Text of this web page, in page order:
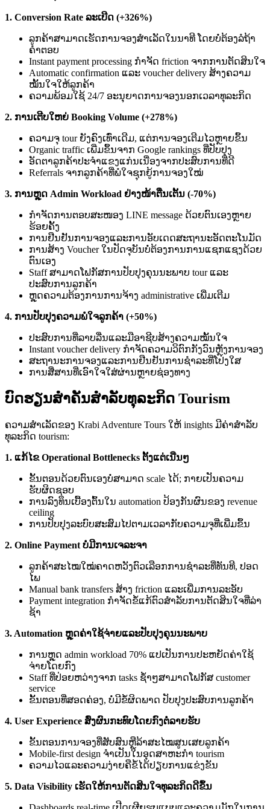
1. Conversion Rate ລະເບີດ (+326%)
ລູກຄ້າສາມາດເຮັດການຈອງສຳເລັດໃນນາທີ ໂດຍບໍ່ຕ້ອງລໍຖ້າ
ຄຳຕອບ
Instant payment processing ກຳຈັດ friction ຈາກການຕັດສິນໃຈ
Automatic confirmation ແລະ voucher delivery ສ້າງຄວາມ
ໝັ້ນໃຈໃຫ້ລູກຄ້າ
ຄວາມພ້ອມໃຊ້ 24/7 ອະນຸຍາດການຈອງນອກເວລາທຸລະກິດ
2. ການເຕີບໃຫຍ່ Booking Volume (+278%)
ຄວາມຈຸ tour ຍັງຄົງເທົ່າເດີມ, ແຕ່ການຈອງເຕີມໄວຫຼາຍຂຶ້ນ
Organic traffic ເພີ່ມຂຶ້ນຈາກ Google rankings ທີ່ປັບປຸງ
ອັດຕາລູກຄ້າປະຈຳແຂງແກ່ນເນື່ອງຈາກປະສົບການທີ່ດີ
Referrals ຈາກລູກຄ້າທີ່ພໍໃຈຊຸກຍູ້ການຈອງໃໝ່
3. ການຫຼຸດ Admin Workload ຢ່າງໜ້າຕື່ນເຕັ້ນ (-70%)
ກຳຈັດການຕອບສະໜອງ LINE message ດ້ວຍຕົນເອງຫຼາຍ
ຮ້ອຍຄັ້ງ
ການຢືນຢັນການຈອງແລະການອັບເດດສະຖານະອັດຕະໂນມັດ
ການສ້າງ Voucher ໃນປັດຈຸບັນບໍ່ຕ້ອງການການແຊກແຊງດ້ວຍ
ຕົນເອງ
Staff ສາມາດໂຟກັສການປັບປຸງຄຸນນະພາບ tour ແລະ
ປະສົບການລູກຄ້າ
ຫຼຸດຄວາມຕ້ອງການການຈ້າງ administrative ເພີ່ມເຕີມ
4. ການປັບປຸງຄວາມພໍໃຈລູກຄ້າ (+50%)
ປະສົບການທີ່ລາບລື່ນແລະມືອາຊີບສ້າງຄວາມໝັ້ນໃຈ
Instant voucher delivery ກຳຈັດຄວາມວິຕົກກັງວົນຫຼັງການຈອງ
ສະຖານະການຈອງແລະການຢືນຢັນການຊຳລະທີ່ໂປ່ງໃສ
ການສື່ສານທີ່ເອົາໃຈໃສ່ຜ່ານຫຼາຍຊ່ອງທາງ
ບົດຮຽນສຳຄັນສຳລັບທຸລະກິດ Tourism
ຄວາມສຳເລັດຂອງ Krabi Adventure Tours ໃຫ້ insights ມີຄ່າສຳລັບ
ທຸລະກິດ tourism:
1. ແກ້ໄຂ Operational Bottlenecks ຕັ້ງແຕ່ເນີ່ນໆ
ຂັ້ນຕອນດ້ວຍຕົນເອງບໍ່ສາມາດ scale ໄດ້; ກາຍເປັນຄວາມ
ຮັບຜິດຊອບ
ການລົງທຶນເບື້ອງຕົ້ນໃນ automation ປ້ອງກັນຜົນຂອງ revenue
ceiling
ການປັບປຸງລະບົບສະສົມໄປຕາມເວລາກັບຄວາມຈຸທີ່ເພີ່ມຂຶ້ນ
2. Online Payment ບໍ່ມີການເຈລະຈາ
ລູກຄ້າສະໄໝໃໝ່ຄາດຫວັງຕົວເລືອກການຊຳລະທີ່ທັນທີ, ປອດ
ໄພ
Manual bank transfers ສ້າງ friction ແລະເພີ່ມການລະອັບ
Payment integration ກຳຈັດຂໍ້ແກ້ຕົວສຳລັບການຕັດສິນໃຈທີ່ລ່າ
ຊ້າ
3. Automation ຫຼຸດຄ່າໃຊ້ຈ່າຍແລະປັບປຸງຄຸນນະພາບ
ການຫຼຸດ admin workload 70% ແປເປັນການປະຫຍັດຄ່າໃຊ້
ຈ່າຍໂດຍກົງ
Staff ທີ່ປ່ອຍຫວ່າງຈາກ tasks ຊ້ຳໆສາມາດໂຟກັສ customer
service
ຂັ້ນຕອນທີ່ສອດຄ່ອງ, ບໍ່ມີຂໍ້ຜິດພາດ ປັບປຸງປະສົບການລູກຄ້າ
4. User Experience ສົ່ງຜົນກະທົບໂດຍກົງຕໍ່ລາຍຮັບ
ຂັ້ນຕອນການຈອງທີ່ສັບສົນຫຼືລ້າສະໄໝສູນເສຍລູກຄ້າ
Mobile-first design ຈຳເປັນໃນອຸດສາຫະກຳ tourism
ຄວາມໄວແລະຄວາມງ່າຍຄືຂໍ້ໄດ້ປຽບການແຂ່ງຂັນ
5. Data Visibility ເຮັດໃຫ້ການຕັດສິນໃຈທຸລະກິດດີຂຶ້ນ